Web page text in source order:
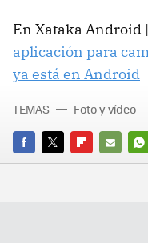
En Xataka Android |
aplicación para
ya está en Android
FACEBOOK
TWITTERFLIPBOARD
E-
TEMAS Foto y vídeo